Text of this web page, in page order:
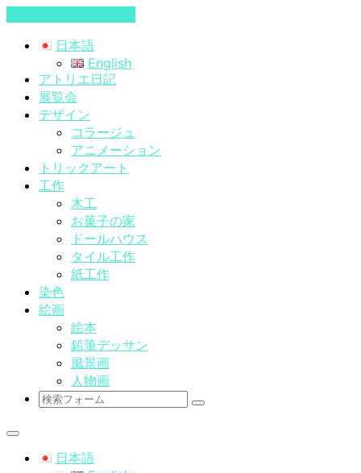
日本語
English
アトリエ日記
展覧会
デザイン
コラージュ
アニメーション
トリックアート
工作
木工
お菓子の家
ドールハウス
タイル工作
紙工作
染色
絵画
絵本
鉛筆デッサン
風景画
人物画
検
日本語